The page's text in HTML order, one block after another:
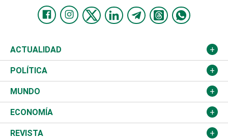
ACTUALIDAD
Nacional
Ciudad
Educación
Salud
POLÍTICA
Partidos
JCE
TSE
MUNDO
Estados Unidos
América Latina
ECONOMÍA
Finanzas
REVISTA